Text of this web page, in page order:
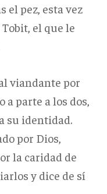
el pez, esta vez
el que le
viandante por
parte a los dos,
su identidad.
por Dios,
la caridad de
y dice de sí